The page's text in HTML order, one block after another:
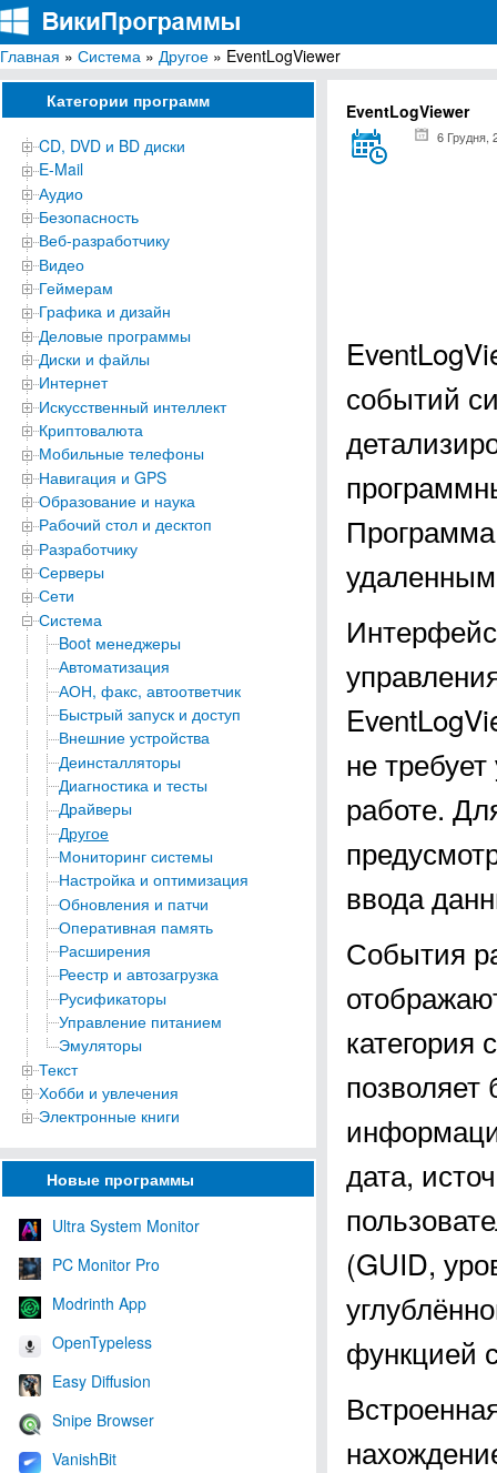
ВикиПрограммы
Энциклопедия бесплатных компьютерных программ для Windows
Главная » Система » Другое » EventLogViewer
Категории программ
CD, DVD и BD диски
E-Mail
Аудио
Безопасность
Веб-разработчику
Видео
Геймерам
Графика и дизайн
Деловые программы
Диски и файлы
Интернет
Искусственный интеллект
Криптовалюта
Мобильные телефоны
Навигация и GPS
Образование и наука
Рабочий стол и десктоп
Разработчику
Серверы
Сети
Система
Boot менеджеры
Автоматизация
АОН, факс, автоответчик
Быстрый запуск и доступ
Внешние устройства
Деинсталляторы
Диагностика и тесты
Драйверы
Другое
Мониторинг системы
Настройка и оптимизация
Обновления и патчи
Оперативная память
Расширения
Реестр и автозагрузка
Русификаторы
Управление питанием
Эмуляторы
Текст
Хобби и увлечения
Электронные книги
Новые программы
Ultra System Monitor
PC Monitor Pro
Modrinth App
OpenTypeless
Easy Diffusion
Snipe Browser
VanishBit
EventLogViewer
6 Грудня,
событий
не
работе.
ввода
События
категория
дата,
(GUID,
функцией